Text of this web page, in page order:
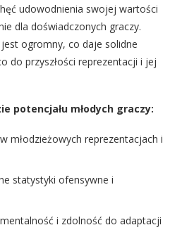
udowodnienia swojej wartości
dla doświadczonych graczy.
jest ogromny, co daje solidne
do przyszłości reprezentacji i jej
potencjału młodych graczy:
młodzieżowych reprezentacjach i
statystyki ofensywne i
i zdolność do adaptacji